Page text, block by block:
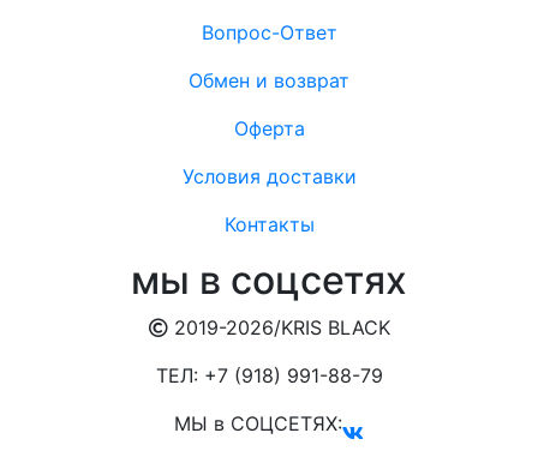
Вопрос-Ответ
Обмен и возврат
Оферта
Условия доставки
Контакты
мы в соцсетях
2019-2026/KRIS BLACK
ТЕЛ: +7 (918) 991-88-79
МЫ в СОЦСЕТЯХ: